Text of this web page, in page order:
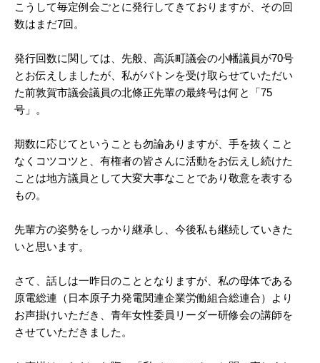
こうして毎定例会ごとに発行してきておりますが、その回
数はまだ7回。
発行回数に関しては、先般、高浜町議会の小幡議員が70号
とお伝えしましたが、私がバトンを受け取らせていただい
た前敦賀市議会議員の北條正先輩の最終号は何と「75
号」。
期数に応じてということも勿論ありますが、手を抜くこと
なくコツコツと、有権者の皆さんに活動をお伝えし続けた
ことは地方議員として大変大事なことであり敬意を表する
もの。
先輩方の姿勢をしっかり継承し、今後私も継続していきた
いと思います。
さて、話しは一昨日のこととなりますが、私の母体である
原電総連（日本原子力発電関連企業労働組合総連合）より
お声掛けいただき、青年女性委員リーダー研修会の講師を
させていただきました。